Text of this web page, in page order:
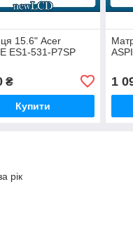
15.6" Acer
ES1-531-P7SP
₴
Купити
1
рік